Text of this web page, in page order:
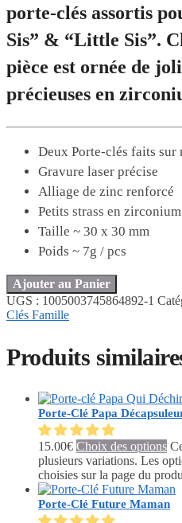
porte-clés assortis
Sis” & “Little Sis”.
pièce est ornée de
précieuses en
Deux Porte-clés faits sur
Gravure laser précise
Alliage de zinc renforcé
Petits strass en zirconium
Taille ~ 30 x 30 mm
Poids ~ 7g / pcs
Ajouter au Panier
UGS : 1005003745864892-1
Clés Famille
Produits
Porte-Clé Papa
15.00€ Choix des options
plusieurs variations. Les
choisies sur la page du
Porte-Clé Future Maman